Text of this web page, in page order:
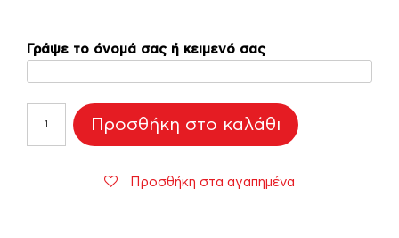
Γράψε το όνομά σας ή κειμενό σας
Μαξιλάρι
Νονού
ποσότητα
Προσθήκη στο καλάθι
Προσθήκη στα αγαπημένα